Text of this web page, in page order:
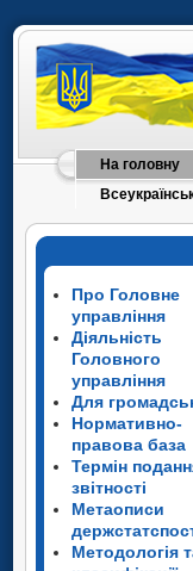
На головну
Про Головне
управління
Діяльність
Головного
управління
Для
Нормативно-
правова база
Термін
звітності
Метаописи
Методологія